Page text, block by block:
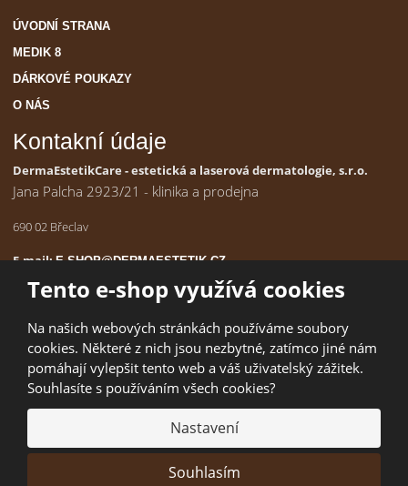
Tento e-shop využívá cookies
Na našich webových stránkách používáme soubory
cookies. Některé z nich jsou nezbytné, zatímco jiné nám
pomáhají vylepšit tento web a váš uživatelský zážitek.
Souhlasíte s používáním všech cookies?
Nastavení
Souhlasím
ÚVODNÍ STRANA
MEDIK 8
DÁRKOVÉ POUKAZY
O NÁS
Kontakní údaje
DermaEstetikCare - estetická a laserová dermatologie, s.r.o.
Jana Palcha 2923/21 - klinika a prodejna
690 02 Břeclav
E-mail: E-SHOP@DERMAESTETIK.CZ
IČ:190 98 197
© 2026, DermaEstetikCare - estetická a laserová dermatologie, s r.o.
Úvodní strana
| Obchodní podmínky Poradna| Kontakty
Ochrana osobních údajů (GDPR)